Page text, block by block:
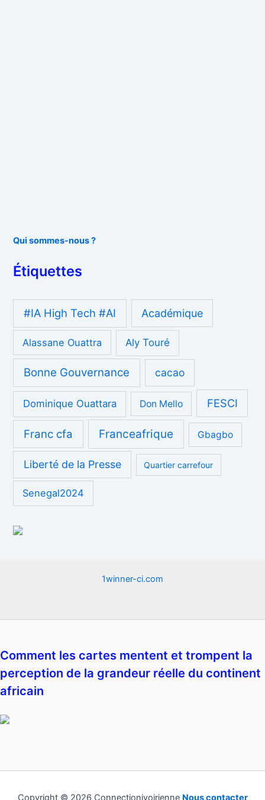
Qui sommes-nous ?
Étiquettes
#IA High Tech #AI Académique
Alassane Ouattra Aly Touré
Bonne Gouvernance cacao
Dominique Ouattara Don Mello FESCI
Franc cfa Franceafrique Gbagbo
Liberté de la Presse Quartier carrefour
Senegal2024
1winner-ci.com
Comment les cartes mentent et trompent la
perception de la grandeur réelle du continent
africain
Copyright © 2026 Connectionivoirienne Nous contacter